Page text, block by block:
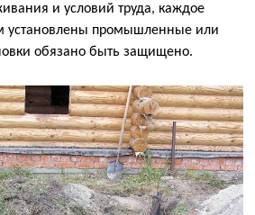
и условий труда, каждое
установлены промышленные или
обязано быть защищено.